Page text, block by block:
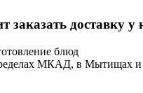
заказать доставку у
блюд
МКАД, в Мытищах